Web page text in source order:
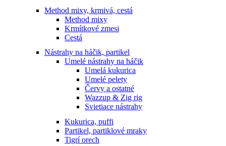
Method mixy, krmivá, cestá
Method mixy
Krmítkové zmesi
Cestá
Nástrahy na háčik, partikel
Umelé nástrahy na háčik
Umelá kukurica
Umelé pelety
Červy a ostatné
Wazzup & Zig rig
Svietiace nástrahy
Kukurica, puffi
Partikel, partiklové mraky
Tigrí orech